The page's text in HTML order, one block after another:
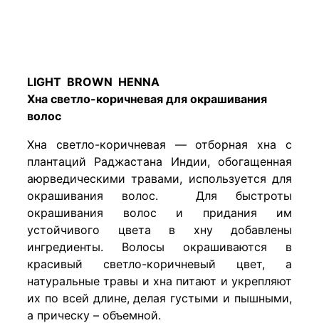
LIGHT BROWN HENNA
Хна светло-коричневая для окрашивания
волос
Хна светло-коричневая — отборная хна с
плантаций Раджастана Индии, обогащенная
аюрведическими травами, используется для
окрашивания волос. Для быстроты
окрашивания волос и придания им
устойчивого цвета в хну добавлены
ингредиенты. Волосы окрашиваются в
красивый светло-коричневый цвет, а
натуральные травы и хна питают и укрепляют
их по всей длине, делая густыми и пышными,
а прическу – объемной.